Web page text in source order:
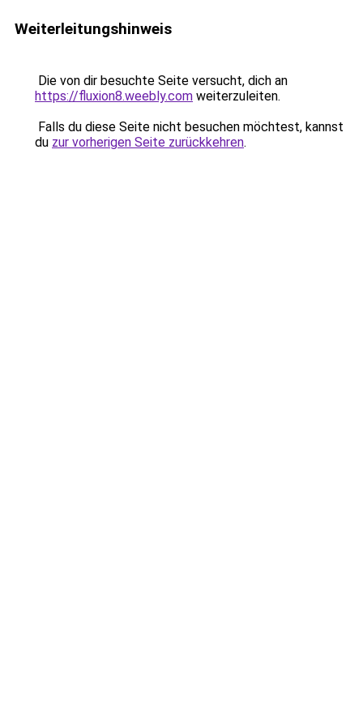
Weiterleitungshinweis
Die von dir besuchte Seite versucht, dich an
https://fluxion8.weebly.com weiterzuleiten.
Falls du diese Seite nicht besuchen möchtest, kannst
du zur vorherigen Seite zurückkehren.